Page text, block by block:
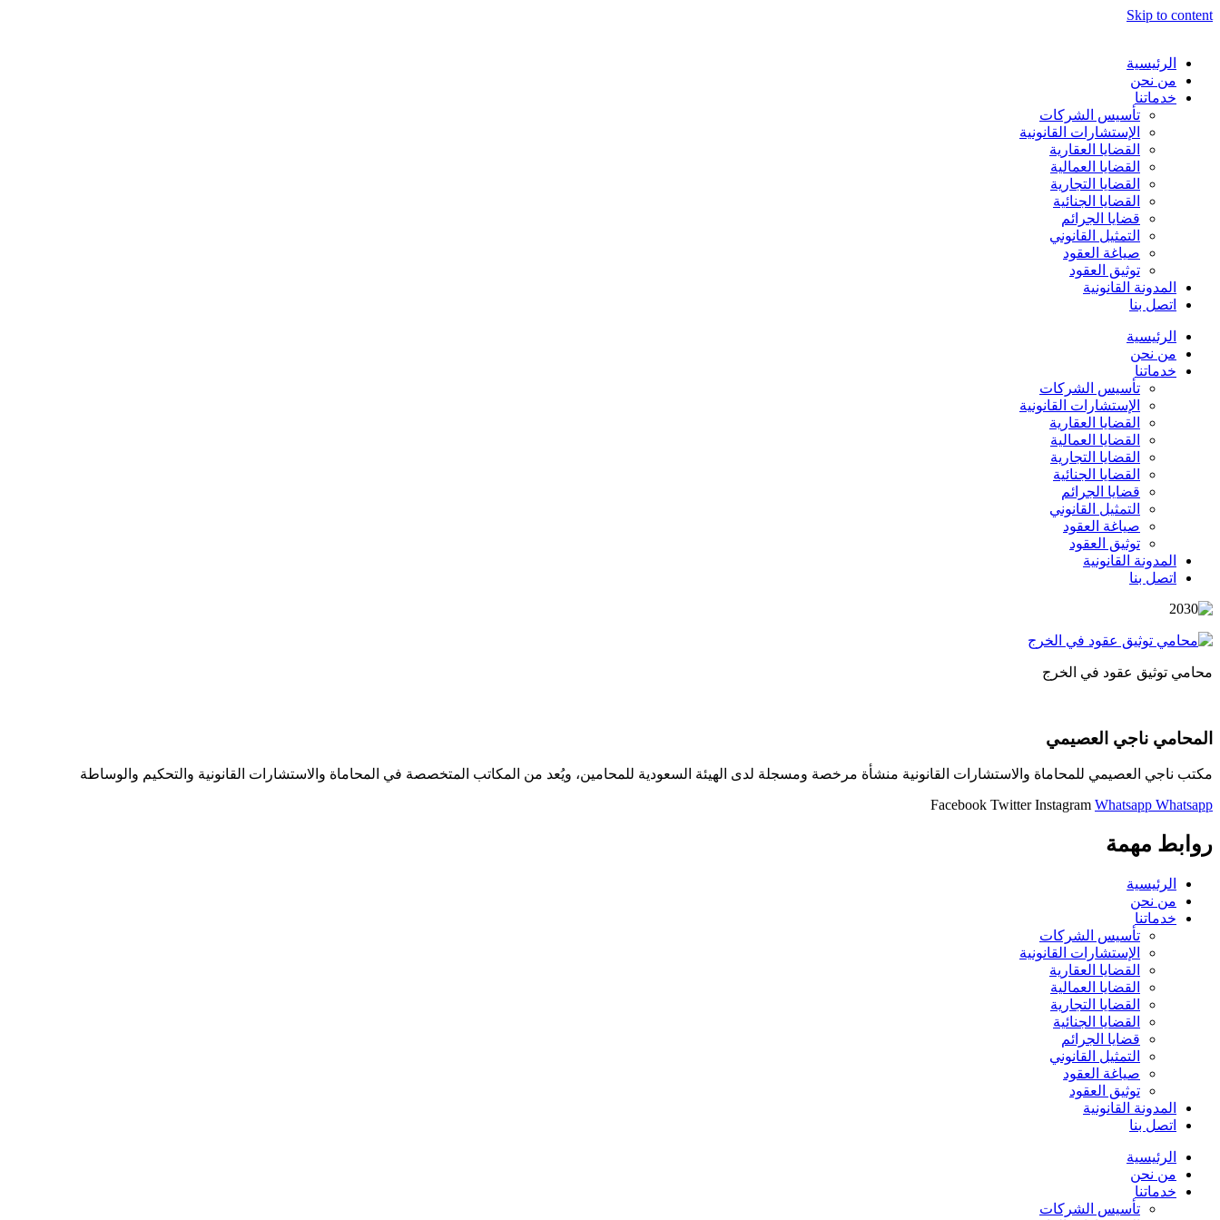
Skip to content
الرئيسية
من نحن
خدماتنا
تأسيس الشركات
الإستشارات القانونية
القضايا العقارية
القضايا العمالية
القضايا التجارية
القضايا الجنائية
قضايا الجرائم
التمثيل القانوني
صياغة العقود
توثيق العقود
المدونة القانونية
اتصل بنا
الرئيسية
من نحن
خدماتنا
تأسيس الشركات
الإستشارات القانونية
القضايا العقارية
القضايا العمالية
القضايا التجارية
القضايا الجنائية
قضايا الجرائم
التمثيل القانوني
صياغة العقود
توثيق العقود
المدونة القانونية
اتصل بنا
محامي توثيق عقود في الخرج
المحامي ناجي العصيمي
مكتب ناجي العصيمي للمحاماة والاستشارات القانونية منشأة مرخصة ومسجلة لدى الهيئة السعودية للمحامين، ويُعد من المكاتب المتخصصة في المحاماة والاستشارات القانونية والتحكيم والوساطة
Facebook Twitter Instagram Whatsapp Whatsapp
روابط مهمة
الرئيسية
من نحن
خدماتنا
تأسيس الشركات
الإستشارات القانونية
القضايا العقارية
القضايا العمالية
القضايا التجارية
القضايا الجنائية
قضايا الجرائم
التمثيل القانوني
صياغة العقود
توثيق العقود
المدونة القانونية
اتصل بنا
الرئيسية
من نحن
خدماتنا
تأسيس الشركات